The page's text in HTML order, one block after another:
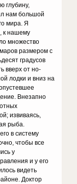
глубину,
нам большой
мира. Я
к нашему
множество
размером с
градусов
вверх от но-
лодки и вниз на
Внезапно
извиваясь,
рыба.
в систему
чтобы все
у
и у его
видеть
Доктор